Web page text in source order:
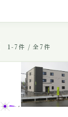
1-7件 / 全7件